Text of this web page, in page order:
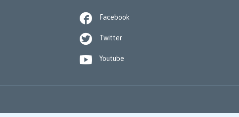
 Facebook
 Twitter
 Youtube